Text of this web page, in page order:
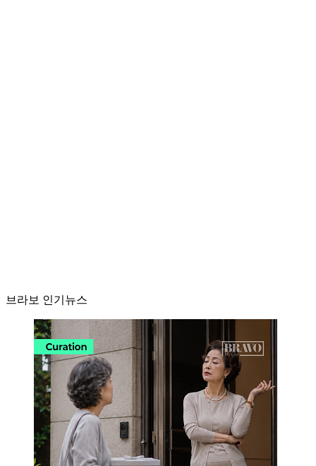
브라보 인기뉴스